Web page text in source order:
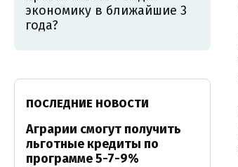
экономику в ближайшие 3
года?
ПОСЛЕДНИЕ НОВОСТИ
Аграрии смогут получить
льготные кредиты по
программе 5-7-9%